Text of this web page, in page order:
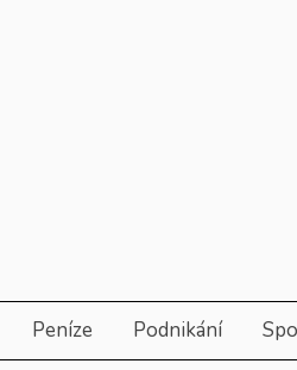
Peníze Podnikání